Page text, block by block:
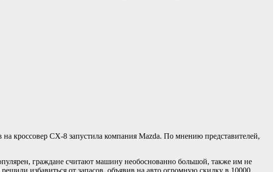
на кроссовер CX-8 запустила компания Mazda. По мнению представителей,
граждане считают машину необоснованно большой, также им не